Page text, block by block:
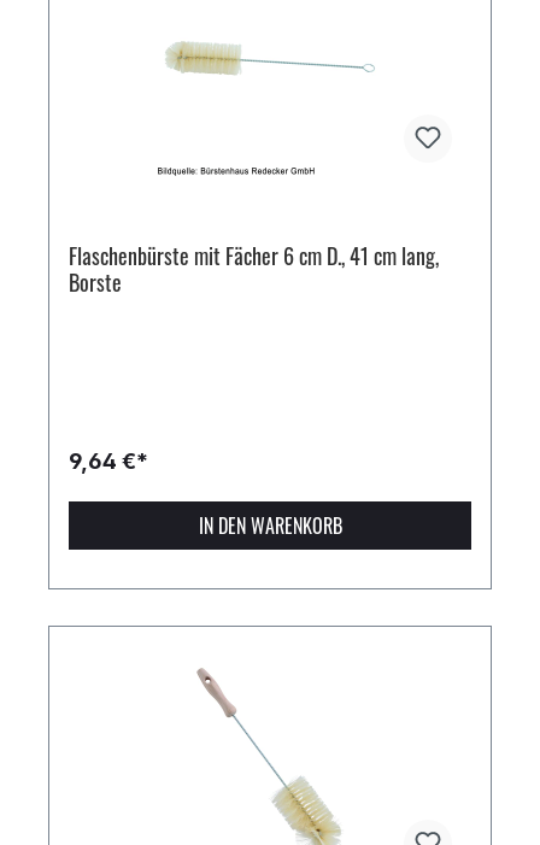
Flaschenbürste mit Fächer 6 cm D., 41 cm lang,
Borste
9,64 €*
IN DEN WARENKORB